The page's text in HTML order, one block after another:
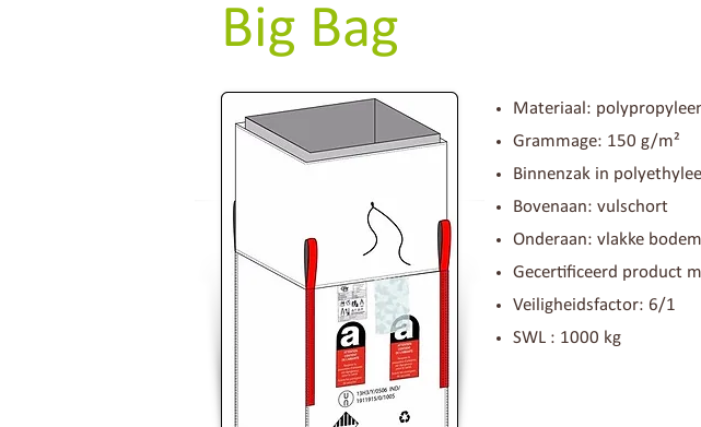
Big Bag
Materiaal:
Grammage: 150 g/m²
Binnenzak in
Bovenaan: vulschort
Onderaan: vlakke bodem
Gecertificeerd product
Veiligheidsfactor: 6/1
SWL : 1000 kg